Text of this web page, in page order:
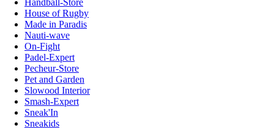
House of Rugby
Made in Paradis
Nauti-wave
On-Fight
Padel-Expert
Pecheur-Store
Pet and Garden
Slowood Interior
Smash-Expert
Sneak'In
Sneakids